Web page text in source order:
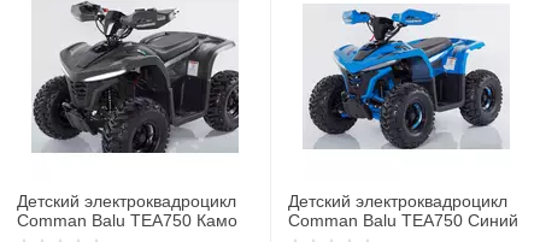
Детский электроквадроцикл
Comman Balu TEA750 Камо
Детский электроквадроцикл
Comman Balu TEA750 Синий